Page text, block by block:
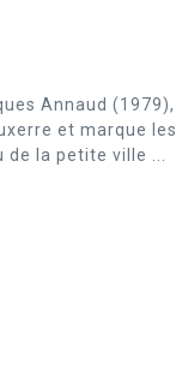
Annaud (1979),
et marque les
de la petite ville ...